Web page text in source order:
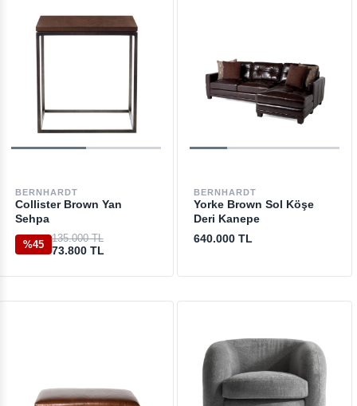
BERNHARDT
Collister Brown Yan
Sehpa
%45
135.000 TL
73.800 TL
BERNHARDT
Yorke Brown Sol Köşe
Deri Kanepe
640.000 TL